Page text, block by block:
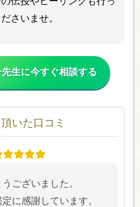
さいませ。
生に今すぐ相談する
いた口コミ
ございました。
に感謝しています。